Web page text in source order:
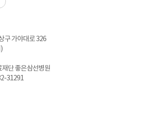
구 가야대로 326
재단 좋은삼선병원
31291